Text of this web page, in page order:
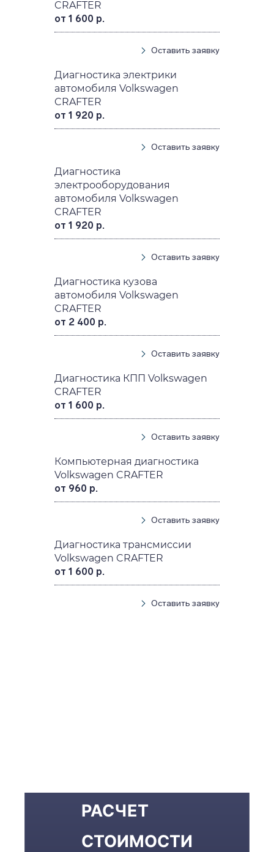
CRAFTER
от 1 600 р.
Оставить заявку
Диагностика электрики
автомобиля Volkswagen
CRAFTER
от 1 920 р.
Оставить заявку
Диагностика
электрооборудования
автомобиля Volkswagen
CRAFTER
от 1 920 р.
Оставить заявку
Диагностика кузова
автомобиля Volkswagen
CRAFTER
от 2 400 р.
Оставить заявку
Диагностика КПП Volkswagen
CRAFTER
от 1 600 р.
Оставить заявку
Компьютерная диагностика
Volkswagen CRAFTER
от 960 р.
Оставить заявку
Диагностика трансмиссии
Volkswagen CRAFTER
от 1 600 р.
Оставить заявку
РАСЧЕТ
СТОИМОСТИ